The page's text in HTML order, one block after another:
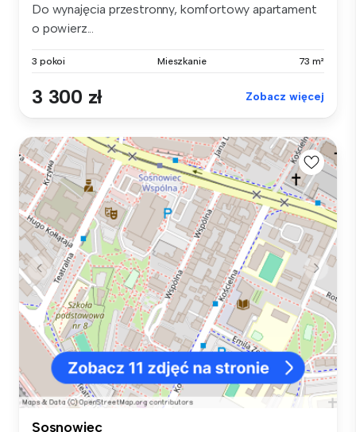
Do wynajęcia przestronny, komfortowy apartament
o powierz...
3 pokoi Mieszkanie 73 m²
3 300 zł Zobacz więcej
Sosnowiec